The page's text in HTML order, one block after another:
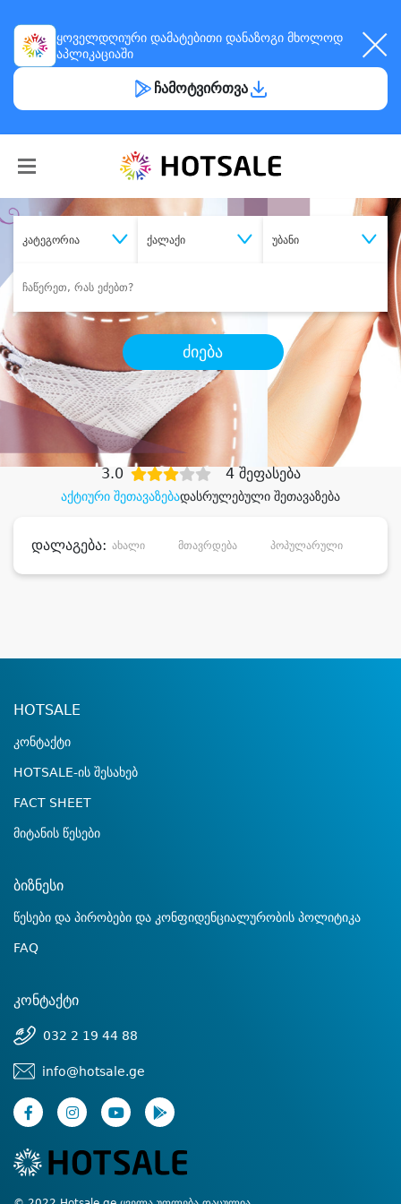
ყოველდღიური დამატებითი დანაზოგი მხოლოდ
აპლიკაციაში
ჩამოტვირთვა
კატეგორია ქალაქი უბანი
ძიება
შეიძინესასურველი მომსახურება
დიდი დანაზოგით
აქტიური შეთავაზებადასრულებული შეთავაზება
3.0 4 შეფასება
დალაგება: ახალი მთავრდება პოპულარული
HOTSALE
კონტაქტი
HOTSALE-ის შესახებ
FACT SHEET
მიტანის წესები
ბიზნესი
წესები და პირობები და კონფიდენციალურობის პოლიტიკა
FAQ
კონტაქტი
032 2 19 44 88
info@hotsale.ge